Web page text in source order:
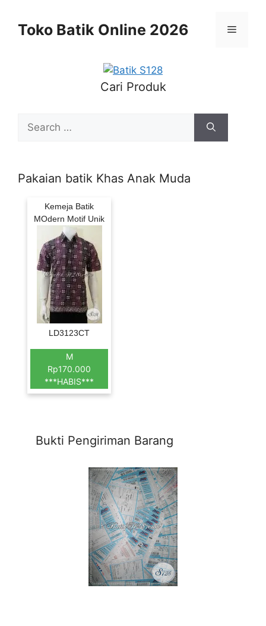
contentToko Batik Online 2026 Menu
Cari Produk
for:
Pakaian batik Khas Anak Muda
Kemeja Batik
MOdern Motif Unik
LD3123CT
M
Rp170.000
***HABIS***
Bukti Pengiriman Barang